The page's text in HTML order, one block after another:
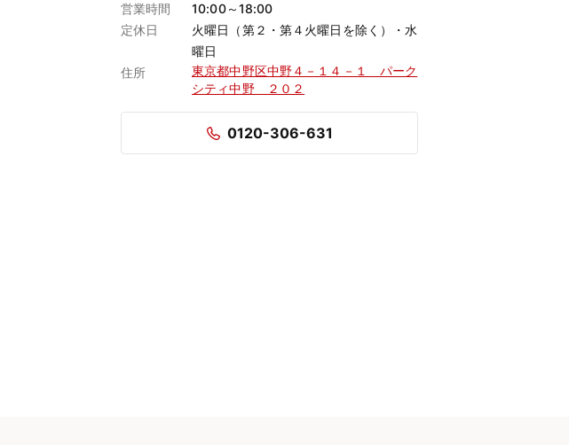
営業時間
10:00～18:00
定休日
火曜日（第２・第４火曜日を除く）・水
曜日
住所
東京都中野区中野４－１４－１ パーク
シティ中野 ２０２
0120-306-631